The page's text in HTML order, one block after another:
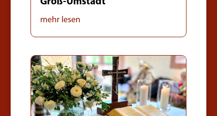
mehr lesen